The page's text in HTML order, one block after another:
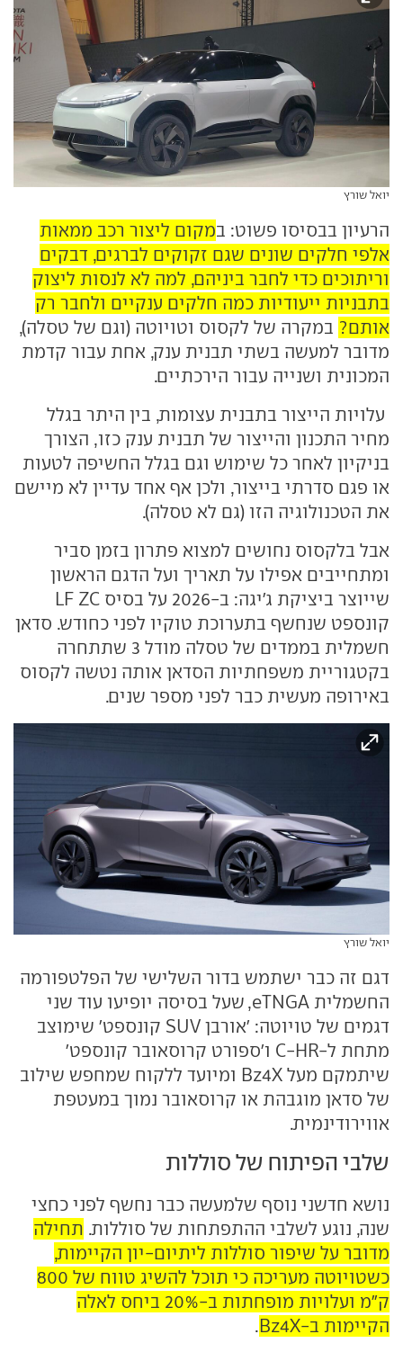
יואל שורץ
הרעיון בבסיסו פשוט: במקום ליצור רכב ממאות
אלפי חלקים שונים שגם זקוקים לברגים, דבקים
וריתוכים כדי לחבר ביניהם, למה לא לנסות ליצוק
בתבניות ייעודיות כמה חלקים ענקיים ולחבר רק
אותם? במקרה של לקסוס וטויוטה (וגם של טסלה),
מדובר למעשה בשתי תבנית ענק, אחת עבור קדמת
המכונית ושנייה עבור הירכתיים.
עלויות הייצור בתבנית עצומות, בין היתר בגלל
מחיר התכנון והייצור של תבנית ענק כזו, הצורך
בניקיון לאחר כל שימוש וגם בגלל החשיפה לטעות
או פגם סדרתי בייצור, ולכן אף אחד עדיין לא מיישם
את הטכנולוגיה הזו (גם לא טסלה).
אבל בלקסוס נחושים למצוא פתרון בזמן סביר
ומתחייבים אפילו על תאריך ועל הדגם הראשון
שייוצר ביציקת ג'יגה: ב-2026 על בסיס LF ZC
קונספט שנחשף בתערוכת טוקיו לפני כחודש. סדאן
חשמלית בממדים של טסלה מודל 3 שתתחרה
בקטגוריית משפחתיות הסדאן אותה נטשה לקסוס
באירופה מעשית כבר לפני מספר שנים.
יואל שורץ
דגם זה כבר ישתמש בדור השלישי של הפלטפורמה
החשמלית eTNGA, שעל בסיסה יופיעו עוד שני
דגמים של טויוטה: 'אורבן SUV קונספט' שימוצב
מתחת ל-C-HR ו'ספורט קרוסאובר קונספט'
שיתמקם מעל Bz4X ומיועד ללקוח שמחפש שילוב
של סדאן מוגבהת או קרוסאובר נמוך במעטפת
אווירודינמית.
שלבי הפיתוח של סוללות
נושא חדשני נוסף שלמעשה כבר נחשף לפני כחצי
שנה, נוגע לשלבי ההתפתחות של סוללות. תחילה
מדובר על שיפור סוללות ליתיום-יון הקיימות,
כשטויוטה מעריכה כי תוכל להשיג טווח של 800
ק"מ ועלויות מופחתות ב-20% ביחס לאלה
הקיימות ב-Bz4X
.